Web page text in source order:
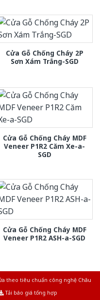
Cửa Gỗ Chống Cháy 2P
Sơn Xám Trắng-SGD
Cửa Gỗ Chống Cháy MDF
Veneer P1R2 Căm Xe-a-
SGD
Cửa Gỗ Chống Cháy MDF
Veneer P1R2 ASH-a-SGD
theo tiêu chuẩn công nghệ Châu
Tải báo giá tổng hợp